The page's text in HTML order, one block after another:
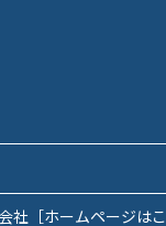
社［ホームページは